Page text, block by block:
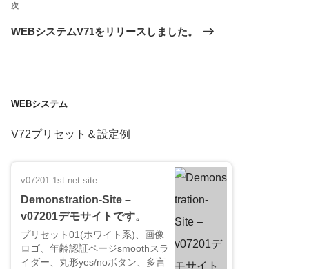
ー
シ
次
の
次
WEBシステムV71をリリースしました。
WEBシステム
V72プリセット＆設定例
v07201.1st-net.site
Demonstration-Site –
v07201デモサイトです。
プリセット01(ホワイト系)、画像
ロゴ、年齢認証ページsmoothスラ
イダー、丸形yes/noボタン、多言